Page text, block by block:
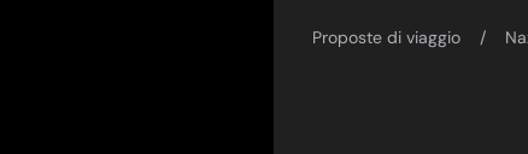
Proposte di viaggio